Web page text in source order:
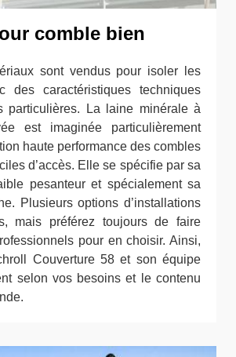
comble bien
sont vendus pour isoler les
des caractéristiques techniques
particulières. La laine minérale à
est imaginée particulièrement
haute performance des combles
d’accès. Elle se spécifie par sa
pesanteur et spécialement sa
Plusieurs options d’installations
mais préférez toujours de faire
pour en choisir. Ainsi,
Couverture 58 et son équipe
selon vos besoins et le contenu